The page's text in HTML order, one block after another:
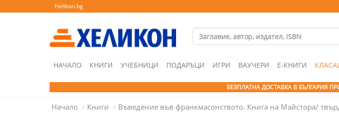
Helikon.bg
НАЧАЛО КНИГИ УЧЕБНИЦИ ПОДАРЪЦИ ИГРИ ВАУЧЕРИ Е-КНИГИ
БЕЗПЛАТНА ДОСТАВКА В БЪЛГАРИЯ
Начало Книги Въведение във франкмасонството. Книга на Майстора/